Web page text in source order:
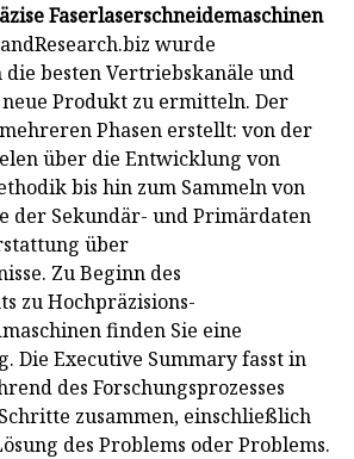
Faserlaserschneidemaschinen
wurde
besten Vertriebskanäle und
Produkt zu ermitteln. Der
Phasen erstellt: von der
über die Entwicklung von
bis hin zum Sammeln von
der Sekundär- und Primärdaten
über
Zu Beginn des
zu Hochpräzisions-
finden Sie eine
Die Executive Summary fasst in
des Forschungsprozesses
zusammen, einschließlich
des Problems oder Problems.